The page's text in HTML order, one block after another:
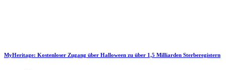
MyHeritage: Kostenloser Zugang über Halloween zu über 1,5 Milliarden Sterberegistern